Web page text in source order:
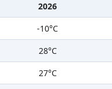
2026
-10°C
28°C
27°C